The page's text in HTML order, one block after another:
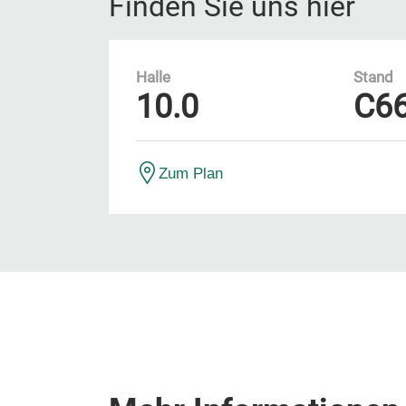
Halle
10.0
Stand
Zum Plan